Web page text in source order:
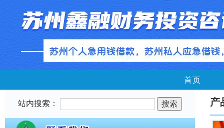
首页
站内搜索： 产